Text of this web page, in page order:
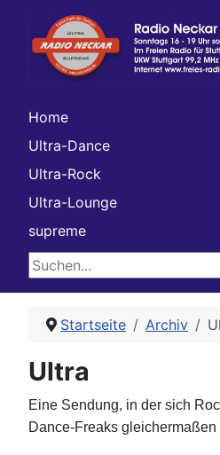
Home
Ultra-Dance
Ultra-Rock
Ultra-Lounge
supreme
Suchen...
Startseite Archiv
Ultra
Eine Sendung, in der sich
Dance-Freaks